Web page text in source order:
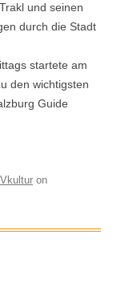
und seinen
durch die Stadt
startete am
den wichtigsten
Guide
on